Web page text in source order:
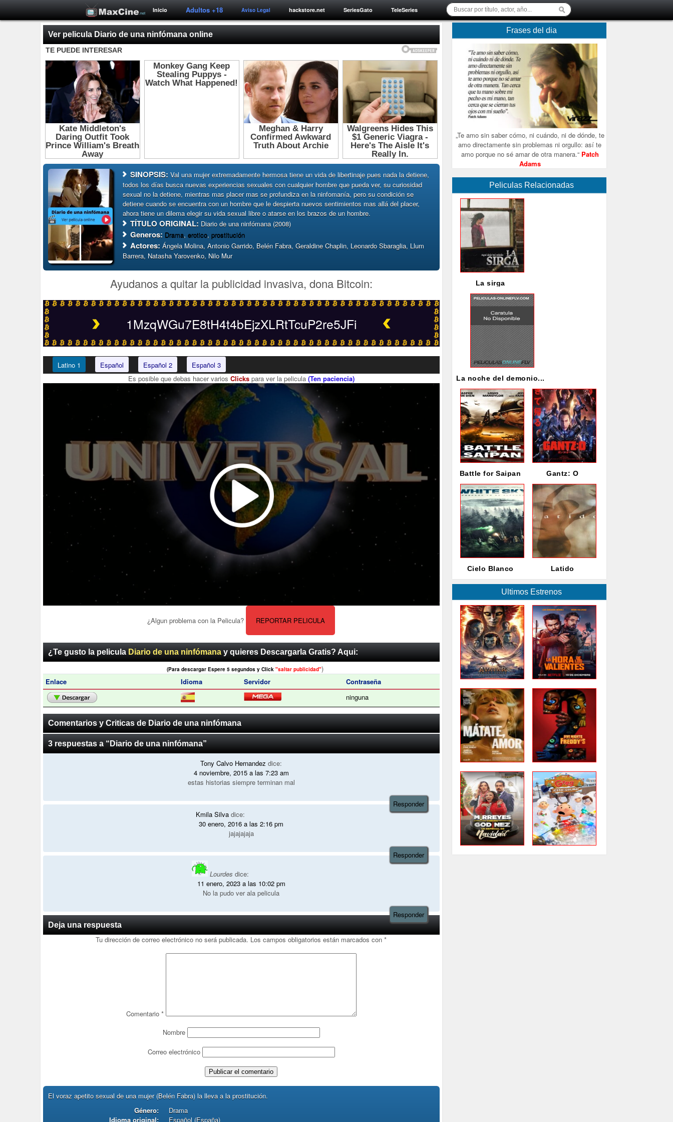
Inicio Adultos +18 Aviso Legal hackstore.net SeriesGato TeleSeries
Ver pelicula Diario de una ninfómana online
SINOPSIS: Val una mujer extremadamente hermosa tiene un vida de libertinaje pues nada la detiene,
todos los días busca nuevas experiencias sexuales con cualquier hombre que pueda ver, su curiosidad
sexual no la detiene, mientras mas placer mas se profundiza en la ninfomanía, pero su condición se
detiene cuando se encuentra con un hombre que le despierta nuevos sentimientos mas allá del placer,
ahora tiene un dilema elegir su vida sexual libre o atarse en los brazos de un hombre.
TÍTULO ORIGINAL: Diario de una ninfómana (2008)
Generos: Drama, erotico, prostitución
Actores: Ángela Molina, Antonio Garrido, Belén Fabra, Geraldine Chaplin, Leonardo Sbaraglia, Llum
Barrera, Natasha Yarovenko, Nilo Mur
Ayudanos a quitar la publicidad invasiva, dona Bitcoin:
1MzqWGu7E8tH4t4bEjzXLRtTcuP2re5JFi
Latino 1 Español Español 2
Español 3
Es posible que debas hacer varios Clickspara ver la pelicula (Ten paciencia)
¿Algun problema con la Pelicula? REPORTAR PELICULA
¿Te gusto la pelicula Diario de una ninfómanay quieres Descargarla Gratis? Aqui:
(Para descargar Espere 5 segundos y Click "saltar publicidad")
Enlace
Idioma Servidor
Contraseña
ninguna
Comentarios y Criticas de Diario de una ninfómana
3 respuestas a “Diario de una ninfómana”
Tony Calvo Hernandez dice:
4 noviembre, 2015 a las 7:23 am
estas historias siempre terminan mal
Responder
Kmila Silva dice:
30 enero, 2016 a las 2:16 pm
jajajajaja
Responder
Lourdes dice:
11 enero, 2023 a las 10:02 pm
No la pudo ver ala pelicula
Responder
Deja una respuesta
Tu dirección de correo electrónico no será publicada. Los campos obligatorios están marcados con*
Comentario *
Nombre
Correo electrónico
El voraz apetito sexual de una mujer (Belén Fabra) la lleva a la prostitución.
Género:
Drama
Idioma original:
Español (España)
Frases del dia
„Te amo sin saber cómo, ni cuándo, ni de dónde, te
amo directamente sin problemas ni orgullo: así te
amo porque no sé amar de otra manera.“ Patch
Adams
Peliculas Relacionadas
La sirga
La noche del demonio...
Battle for Saipan Gantz: O
Cielo Blanco Latido
Ultimos Estrenos